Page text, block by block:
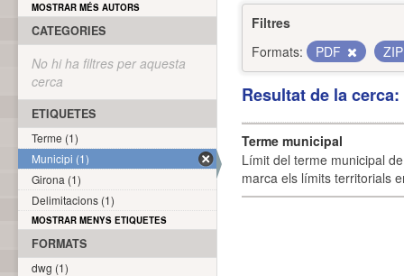
Filtres
Formats:
PDF
Resultat de la
Terme municipal
Límit del terme municipal
marca els límits territorials
MOSTRAR MÉS AUTORS
CATEGORIES
No hi ha filtres per aquesta
cerca
ETIQUETES
Terme (1)
Municipi (1)
Girona (1)
Delimitacions (1)
MOSTRAR MENYS ETIQUETES
FORMATS
dwg (1)